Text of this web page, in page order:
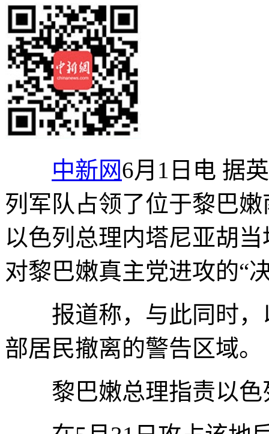
中新网6月1日电 据
列军队占领了位于黎巴
以色列总理内塔尼亚胡
对黎巴嫩真主党进攻的“
报道称，与此同时，
部居民撤离的警告区域。
黎巴嫩总理指责以色